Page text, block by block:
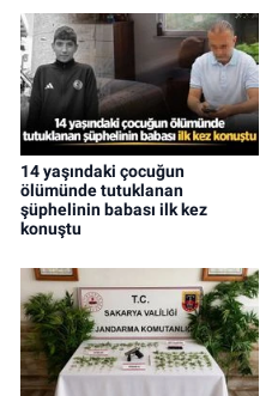
14 yaşındaki çocuğun
ölümünde tutuklanan
şüphelinin babası ilk kez
konuştu